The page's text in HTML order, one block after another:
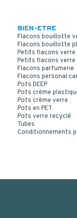
BIEN-ETRE
Flacons bouillotte
Flacons bouillotte
Petits flacons verre
Petits flacons verre
Flacons parfumerie
Flacons personal
Pots DEEP
Pots crème
Pots crème verre
Pots en PET
Pots verre recyclé
Tubes
Conditionnements